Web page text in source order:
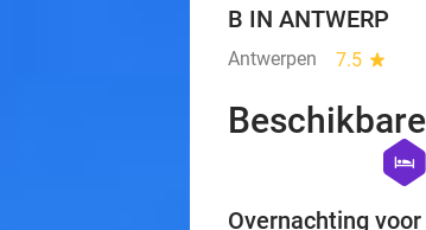
B IN ANTWERP
Antwerpen 7.5 star
hexagon
hotel
Overnachting